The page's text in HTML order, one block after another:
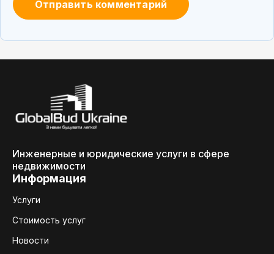
Инженерные и юридические услуги в сфере
недвижимости
Информация
Услуги
Стоимость услуг
Новости